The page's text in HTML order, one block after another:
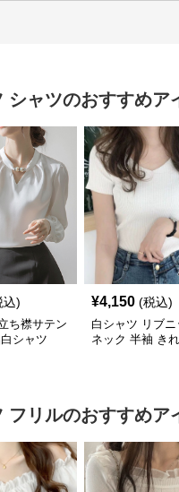
シャツのおすすめア
込)
ち襟サテン
シャツ
¥4,150 (税込)
白シャツ リブ
ネック 半袖 き
フリルのおすすめア